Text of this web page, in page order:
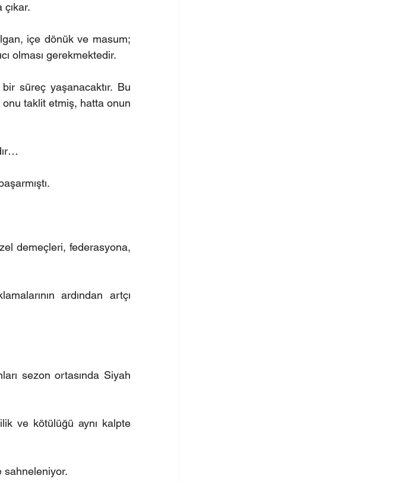
içe dönük ve masum;
olması gerekmektedir.
bir süreç yaşanacaktır. Bu
taklit etmiş, hatta onun
demeçleri, federasyona,
ardından artçı
sezon ortasında Siyah
ve kötülüğü aynı kalpte
sahneleniyor.